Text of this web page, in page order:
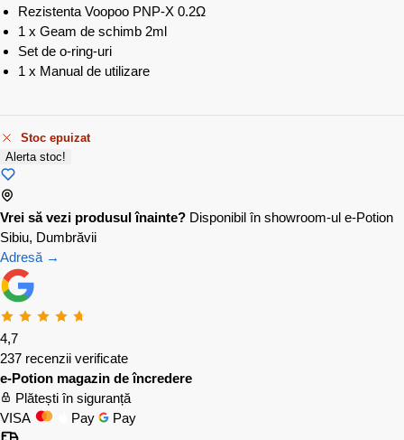
Rezistenta Voopoo PNP-X 0.2Ω
1 x Geam de schimb 2ml
Set de o-ring-uri
1 x Manual de utilizare
Stoc epuizat
Alerta stoc!
Vrei să vezi produsul înainte? Disponibil în showroom-ul e-Potion
Sibiu, Dumbrăvii
Adresă →
4,7
237 recenzii verificate
e-Potion magazin de încredere
Plătești în siguranță
VISA
Pay Pay